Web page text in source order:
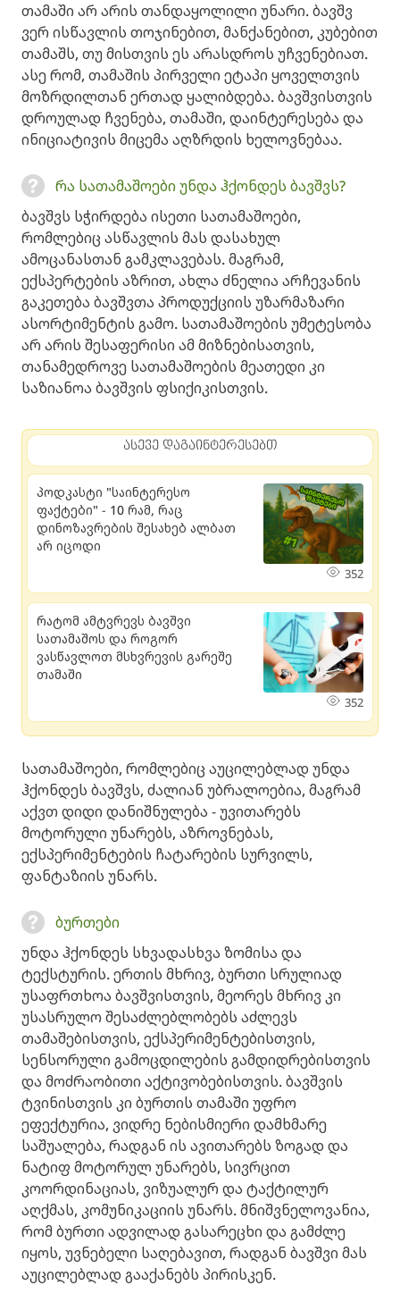
თამაში არ არის თანდაყოლილი უნარი. ბავშვ
ვერ ისწავლის თოჯინებით, მანქანებით, კუბებით
თამაშს, თუ მისთვის ეს არასდროს უჩვენებიათ.
ასე რომ, თამაშის პირველი ეტაპი ყოველთვის
მოზრდილთან ერთად ყალიბდება. ბავშვისთვის
დროულად ჩვენება, თამაში, დაინტერესება და
ინიციატივის მიცემა აღზრდის ხელოვნებაა.
რა სათამაშოები უნდა ჰქონდეს ბავშვს?
ბავშვს სჭირდება ისეთი სათამაშოები,
რომლებიც ასწავლის მას დასახულ
ამოცანასთან გამკლავებას. მაგრამ,
ექსპერტების აზრით, ახლა ძნელია არჩევანის
გაკეთება ბავშვთა პროდუქციის უზარმაზარი
ასორტიმენტის გამო. სათამაშოების უმეტესობა
არ არის შესაფერისი ამ მიზნებისათვის,
თანამედროვე სათამაშოების მეათედი კი
საზიანოა ბავშვის ფსიქიკისთვის.
ასევე დაგაინტერესებთ
პოდკასტი "საინტერესო
ფაქტები" - 10 რამ, რაც
დინოზავრების შესახებ ალბათ
არ იცოდი
352
რატომ ამტვრევს ბავშვი
სათამაშოს და როგორ
ვასწავლოთ მსხვრევის გარეშე
თამაში
352
სათამაშოები, რომლებიც აუცილებლად უნდა
ჰქონდეს ბავშვს, ძალიან უბრალოებია, მაგრამ
აქვთ დიდი დანიშნულება - უვითარებს
მოტორული უნარებს, აზროვნებას,
ექსპერიმენტების ჩატარების სურვილს,
ფანტაზიის უნარს.
ბურთები
უნდა ჰქონდეს სხვადასხვა ზომისა და
ტექსტურის. ერთის მხრივ, ბურთი სრულიად
უსაფრთხოა ბავშვისთვის, მეორეს მხრივ კი
უსასრულო შესაძლებლობებს აძლევს
თამაშებისთვის, ექსპერიმენტებისთვის,
სენსორული გამოცდილების გამდიდრებისთვის
და მოძრაობითი აქტივობებისთვის. ბავშვის
ტვინისთვის კი ბურთის თამაში უფრო
ეფექტურია, ვიდრე ნებისმიერი დამხმარე
საშუალება, რადგან ის ავითარებს ზოგად და
ნატიფ მოტორულ უნარებს, სივრცით
კოორდინაციას, ვიზუალურ და ტაქტილურ
აღქმას, კომუნიკაციის უნარს. მნიშვნელოვანია,
რომ ბურთი ადვილად გასარეცხი და გამძლე
იყოს, უვნებელი საღებავით, რადგან ბავშვი მას
აუცილებლად გააქანებს პირისკენ.